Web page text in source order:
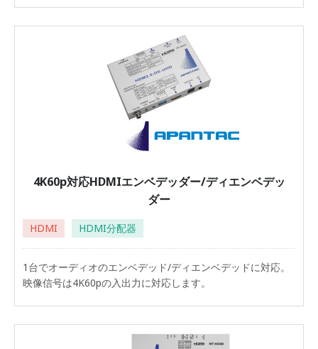
4K60p対応HDMIエンベデッダー/ディエンベデッ
ダー
HDMI HDMI分配器
1台でオーディオのエンベデッド/ディエンベデッドに対応。
映像信号は4K60pの入出力に対応します。